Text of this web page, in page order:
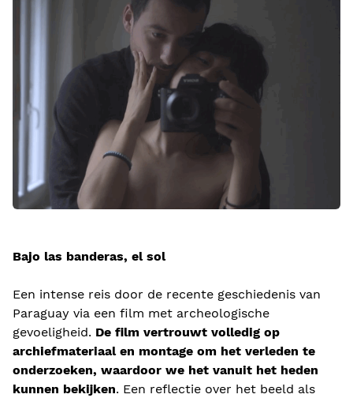
Bajo las banderas, el sol
Een intense reis door de recente geschiedenis van
Paraguay via een film met archeologische
gevoeligheid. De film vertrouwt volledig op
archiefmateriaal en montage om het verleden te
onderzoeken, waardoor we het vanuit het heden
kunnen bekijken. Een reflectie over het beeld als